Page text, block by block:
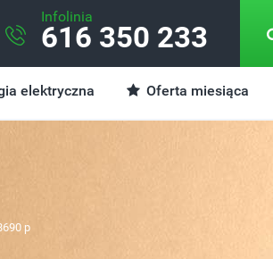
Infolinia
616 350 233
elektryczna Oferta miesiąca
p